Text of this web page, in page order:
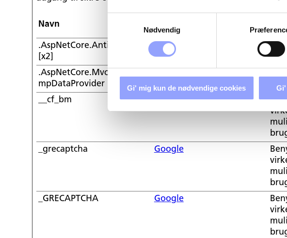
Nødvendig
Gi' mig kun de nødvendige cookies Gi'
Navn
.AspNetCore.Antiforgery.#
[x2]
en.techcollege.dk
techcollege.dk
.AspNetCore.Mvc.CookieTe
mpDataProvider [x2]
techcollege.dk
__cf_bm LinkedIn
_grecaptcha Google
_GRECAPTCHA Google